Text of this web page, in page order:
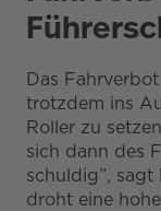
Das
trotzdem ins
Roller zu
sich dann des
schuldig”, sagt
droht eine